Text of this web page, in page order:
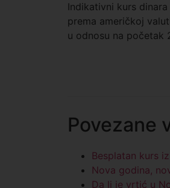
Indikativni kurs
prema američkoj
u odnosu na početak
Povezane
Besplatan kurs
Nova godina,
Da li je vrtić u